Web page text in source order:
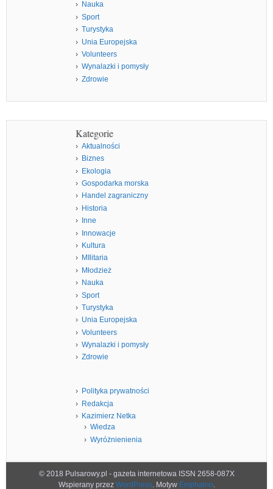
Nauka
Sport
Turystyka
Unia Europejska
Volunteers
Wynalazki i pomysły
Zdrowie
Kategorie
Aktualności
Biznes
Ekologia
Gospodarka morska
Handel zagraniczny
Historia
Inne
Innowacje
Kultura
MIlitaria
Młodzież
Nauka
Sport
Turystyka
Unia Europejska
Volunteers
Wynalazki i pomysły
Zdrowie
Polityka prywatności
Redakcja
Kazimierz Netka
Wiedza
Wyróżnienienia
© 2018 Pulsarowy.pl - gazeta internetowa ISSN 2658-087X
Wspierany przez WordPress. Motyw Emphaino